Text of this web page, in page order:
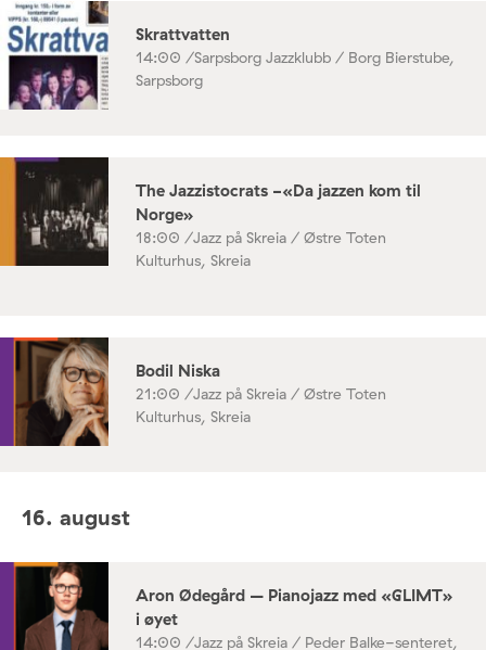
Skrattvatten
14:00 /Sarpsborg Jazzklubb / Borg Bierstube,
Sarpsborg
The Jazzistocrats -«Da jazzen kom til
Norge»
18:00 /Jazz på Skreia / Østre Toten
Kulturhus, Skreia
Bodil Niska
21:00 /Jazz på Skreia / Østre Toten
Kulturhus, Skreia
16. august
Aron Ødegård – Pianojazz med «GLIMT»
i øyet
14:00 /Jazz på Skreia / Peder Balke-senteret,